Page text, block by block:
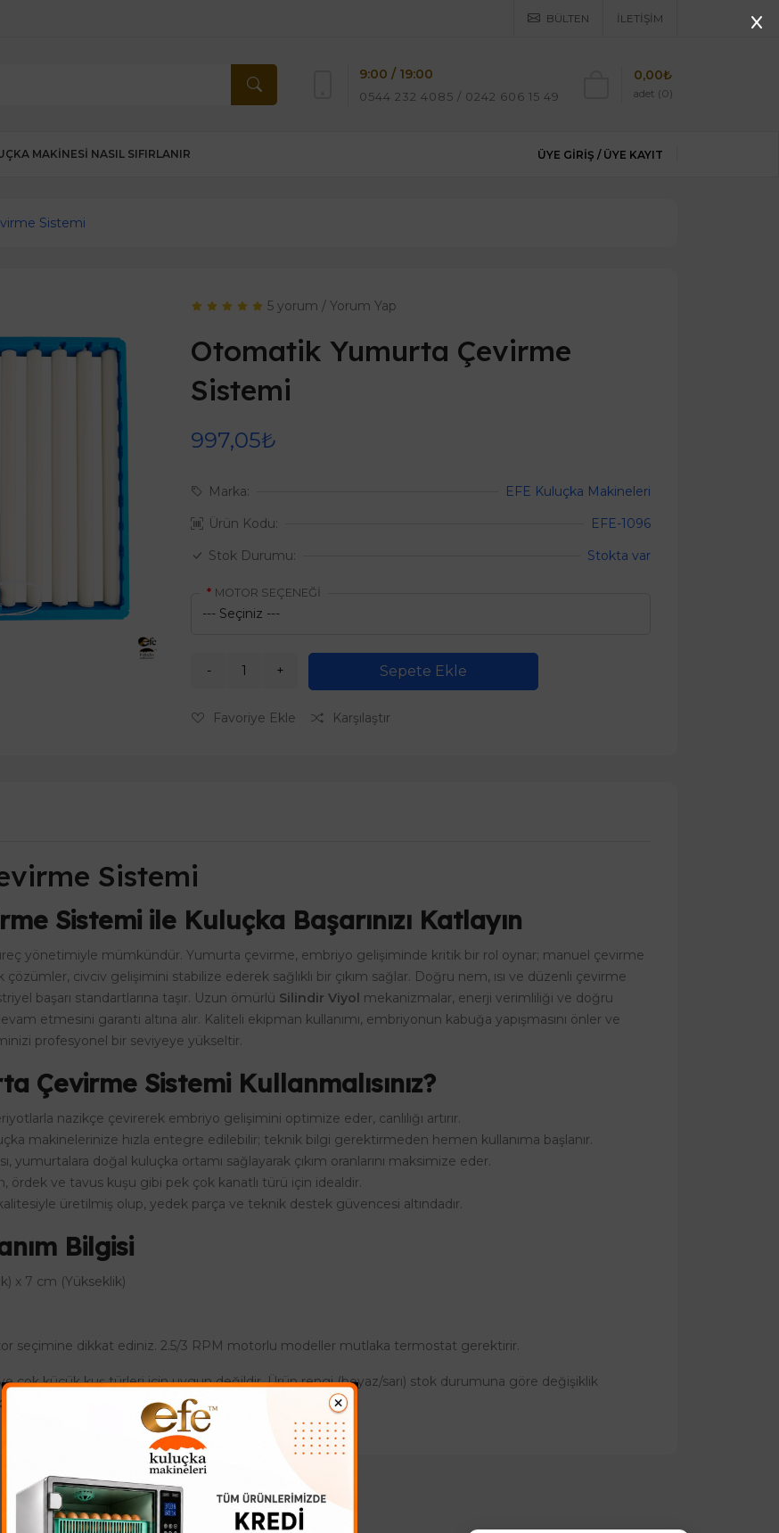
BÜLTEN İLETIŞIM
9:00 / 19:00
0544 232 4085 / 0242 606 15 49 adet (0)
0,00₺
MAKINESI NASIL SIFIRLANIR ÜYE GIRIŞ / ÜYE KAYIT
Sistemi
5 yorum / Yorum Yap
Otomatik Yumurta Çevirme
Sistemi
997,05₺
Marka:
EFE Kuluçka Makineleri
Ürün Kodu:
EFE-1096
Stok Durumu:
Stokta var
MOTOR SEÇENEĞİ
Sepete Ekle
Favoriye Ekle Karşılaştır
Sistemi
Sistemi ile Kuluçka Başarınızı Katlayın
yönetimiyle mümkündür. Yumurta çevirme, embriyo gelişiminde kritik bir rol oynar; manuel çevirme
civciv gelişimini stabilize ederek sağlıklı bir çıkım sağlar. Doğru nem, ısı ve düzenli çevirme
başarı standartlarına taşır. Uzun ömürlü Silindir Viyol mekanizmalar, enerji verimliliği ve doğru
etmesini garanti altına alır. Kaliteli ekipman kullanımı, embriyonun kabuğa yapışmasını önler ve
profesyonel bir seviyeye yükseltir.
Çevirme Sistemi Kullanmalısınız?
nazikçe çevirerek embriyo gelişimini optimize eder, canlılığı artırır.
makinelerinize hızla entegre edilebilir; teknik bilgi gerektirmeden hemen kullanıma başlanır.
yumurtalara doğal kuluçka ortamı sağlayarak çıkım oranlarını maksimize eder.
ördek ve tavus kuşu gibi pek çok kanatlı türü için idealdir.
üretilmiş olup, yedek parça ve teknik destek güvencesi altındadır.
Bilgisi
x 7 cm (Yükseklik)
seçimine dikkat ediniz. 2.5/3 RPM motorlu modeller mutlaka termostat gerektirir.
ve çok küçük kuş türleri için uygun değildir. Ürün rengi (beyaz/sarı) stok durumuna göre değişiklik
içeriğine göre değişkenlik göstermektedir.